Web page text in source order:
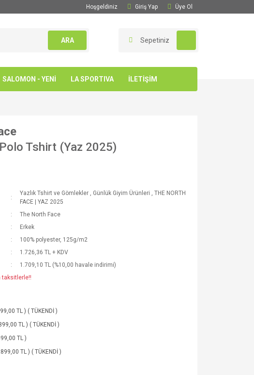
Hoşgeldiniz Giriş Yap Üye Ol
ARA Sepetiniz
SALOMON - YENİ LA SPORTIVA İLETİŞİM
Tshirt (Yaz 2025)
Yazlık Tshirt ve Gömlekler , Günlük Giyim Ürünleri , THE NORTH
FACE | YAZ 2025
The North Face
Erkek
100% polyester, 125g/m2
1.726,36 TL + KDV
1.709,10 TL (%10,00 havale indirimi)
taksitlerle!!
TL ) ( TÜKENDİ )
TL ) ( TÜKENDİ )
TL )
TL ) ( TÜKENDİ )